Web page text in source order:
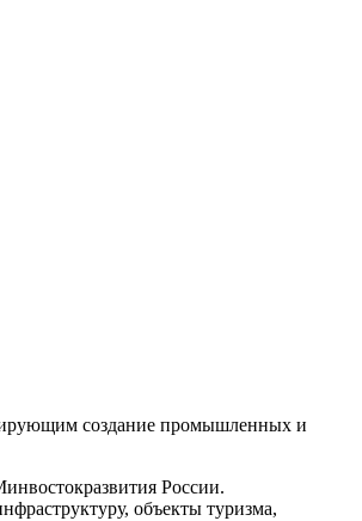
создание промышленных и
России.
объекты туризма,